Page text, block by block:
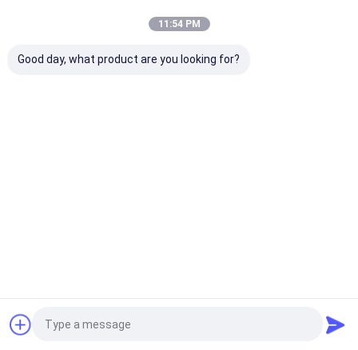
বেছে
11:54 PM
Good day, what product are you looking for?